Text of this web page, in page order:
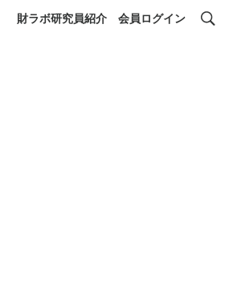
財ラボ研究員紹介 会員ログイン